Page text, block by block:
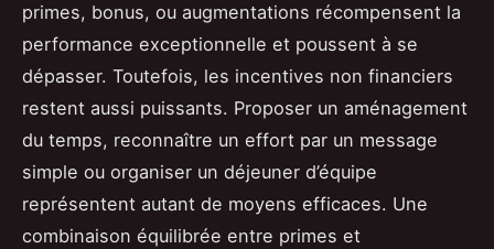
primes, bonus, ou augmentations récompensent la
performance exceptionnelle et poussent à se
dépasser. Toutefois, les incentives non financiers
restent aussi puissants. Proposer un aménagement
du temps, reconnaître un effort par un message
simple ou organiser un déjeuner d’équipe
représentent autant de moyens efficaces. Une
combinaison équilibrée entre primes et